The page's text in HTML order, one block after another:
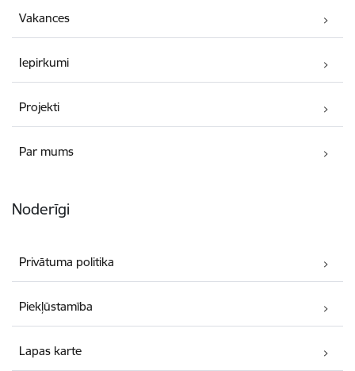
Vakances
Iepirkumi
Projekti
Par mums
Noderīgi
Privātuma politika
Piekļūstamība
Lapas karte